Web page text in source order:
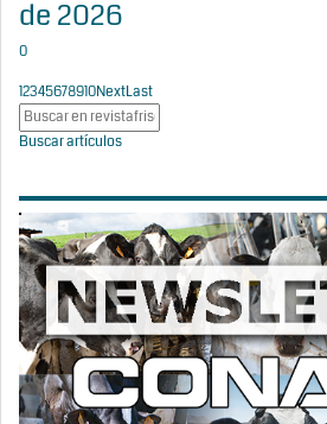
de 2026
0
12345678910NextLast
Buscar artículos